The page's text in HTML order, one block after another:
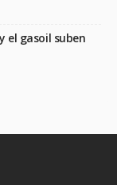
el gasoil suben